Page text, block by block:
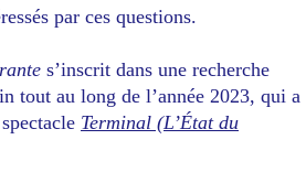
par ces questions.
s’inscrit dans une recherche
tout au long de l’année 2023, qui a
Terminal (L’État du